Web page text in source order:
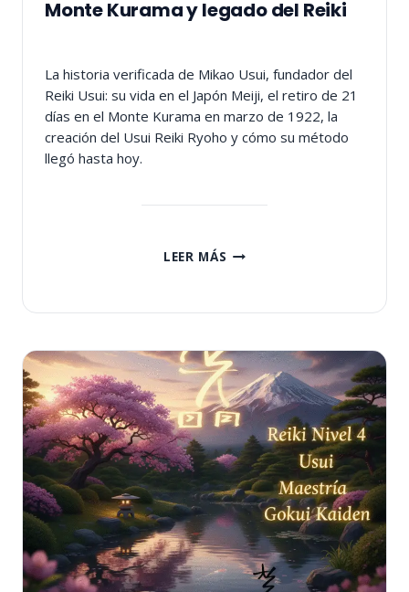
Monte Kurama y legado del Reiki
La historia verificada de Mikao Usui, fundador del
Reiki Usui: su vida en el Japón Meiji, el retiro de 21
días en el Monte Kurama en marzo de 1922, la
creación del Usui Reiki Ryoho y cómo su método
llegó hasta hoy.
LEER MÁS MIKAO
ILUMINACIÓN
EL
MONTE
KURAMA
Y
LEGADO
DEL
REIKI